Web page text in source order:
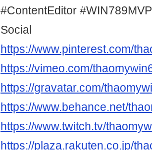
#ContentEditor
Social
https://www.pinterest.com/
https://vimeo.com/
https://gravatar.com/
https://www.behance.net/
https://www.twitch.tv/
https://plaza.rakuten.co.jp/